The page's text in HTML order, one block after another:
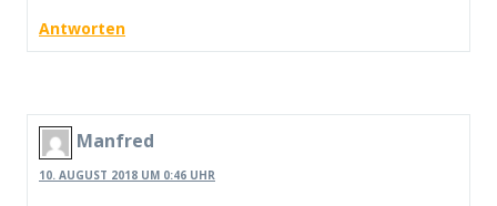
Antworten
Manfred
10. AUGUST 2018 UM 0:46 UHR